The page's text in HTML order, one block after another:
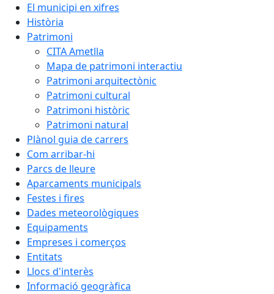
El municipi en xifres
Història
Patrimoni
CITA Ametlla
Mapa de patrimoni interactiu
Patrimoni arquitectònic
Patrimoni cultural
Patrimoni històric
Patrimoni natural
Plànol guia de carrers
Com arribar-hi
Parcs de lleure
Aparcaments municipals
Festes i fires
Dades meteorològiques
Equipaments
Empreses i comerços
Entitats
Llocs d'interès
Informació geogràfica